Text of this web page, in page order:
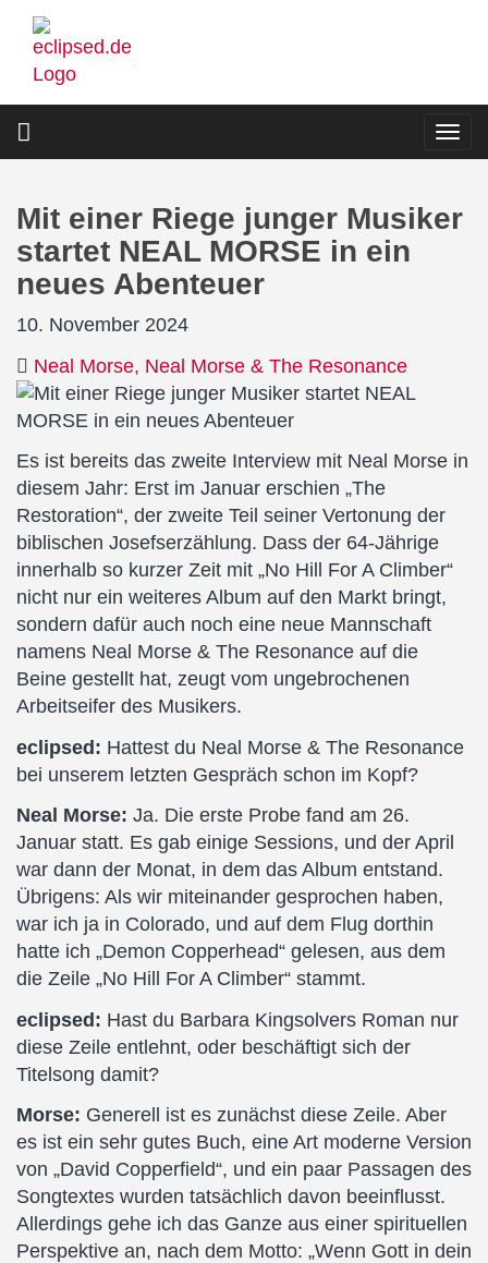
Direkt
zum
Inhalt
Mit einer Riege junger Musiker
startet NEAL MORSE in ein
neues Abenteuer
10. November 2024
Neal Morse Neal Morse & The Resonance
Es ist bereits das zweite Interview mit Neal Morse in
diesem Jahr: Erst im Januar erschien „The
Restoration“, der zweite Teil seiner Vertonung der
biblischen Josefserzählung. Dass der 64-Jährige
innerhalb so kurzer Zeit mit „No Hill For A Climber“
nicht nur ein weiteres Album auf den Markt bringt,
sondern dafür auch noch eine neue Mannschaft
namens Neal Morse & The Resonance auf die
Beine gestellt hat, zeugt vom ungebrochenen
Arbeitseifer des Musikers.
eclipsed: Hattest du Neal Morse & The Resonance
bei unserem letzten Gespräch schon im Kopf?
Neal Morse: Ja. Die erste Probe fand am 26.
Januar statt. Es gab einige Sessions, und der April
war dann der Monat, in dem das Album entstand.
Übrigens: Als wir miteinander gesprochen haben,
war ich ja in Colorado, und auf dem Flug dorthin
hatte ich „Demon Copperhead“ gelesen, aus dem
die Zeile „No Hill For A Climber“ stammt.
eclipsed: Hast du Barbara Kingsolvers Roman nur
diese Zeile entlehnt, oder beschäftigt sich der
Titelsong damit?
Morse: Generell ist es zunächst diese Zeile. Aber
es ist ein sehr gutes Buch, eine Art moderne Version
von „David Copperfield“, und ein paar Passagen des
Songtextes wurden tatsächlich davon beeinflusst.
Allerdings gehe ich das Ganze aus einer spirituellen
Perspektive an, nach dem Motto: „Wenn Gott in dein